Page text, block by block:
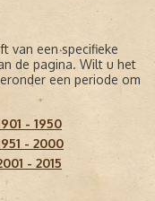
van een specifieke
de pagina. Wilt u het
een periode om
- 1950
- 2000
- 2015